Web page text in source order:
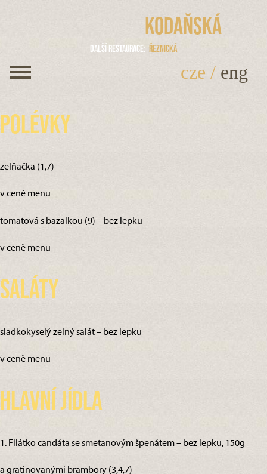
Kodaňská
Další restaurace Řeznická
cze / eng
Polévky
zelňačka (1,7)
v ceně menu
tomatová s bazalkou (9) – bez lepku
v ceně menu
Saláty
sladkokyselý zelný salát – bez lepku
v ceně menu
Hlavní jídla
1. Filátko candáta se smetanovým špenátem – bez lepku, 150g
a gratinovanými brambory (3,4,7)